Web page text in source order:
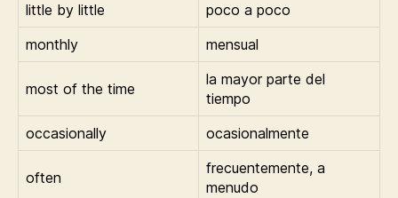
little by little
poco a poco
monthly
mensual
most of the time
la mayor parte del
tiempo
occasionally
ocasionalmente
often
frecuentemente, a
menudo